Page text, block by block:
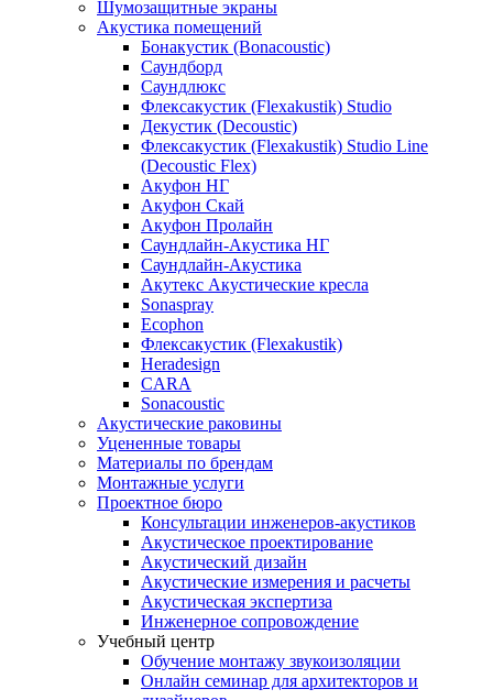
Шумозащитные экраны
Акустика помещений
Бонакустик (Bonacoustic)
Саундборд
Саундлюкс
Флексакустик (Flexakustik) Studio
Декустик (Decoustic)
Флексакустик (Flexakustik) Studio Line
(Decoustic Flex)
Акуфон НГ
Акуфон Скай
Акуфон Пролайн
Саундлайн-Акустика НГ
Саундлайн-Акустика
Акутекс Акустические кресла
Sonaspray
Ecophon
Флексакустик (Flexakustik)
Heradesign
CARA
Sonacoustic
Акустические раковины
Уцененные товары
Материалы по брендам
Монтажные услуги
Проектное бюро
Консультации инженеров-акустиков
Акустическое проектирование
Акустический дизайн
Акустические измерения и расчеты
Акустическая экспертиза
Инженерное сопровождение
Учебный центр
Обучение монтажу звукоизоляции
Онлайн семинар для архитекторов и